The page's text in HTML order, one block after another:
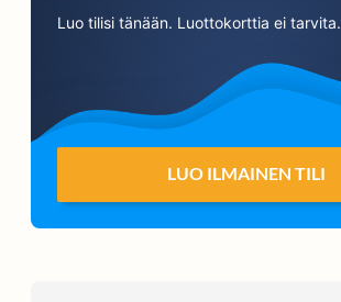
Luo tilisi tänään. Luottokorttia ei tarvita.
LUO ILMAINEN TILI